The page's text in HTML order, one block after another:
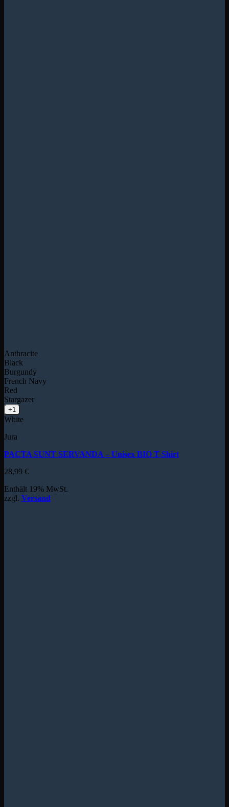
Anthracite
Black
Burgundy
French Navy
Red
Stargazer
+1
White
Jura
PACTA SUNT SERVANDA – Unisex BIO T-Shirt
28,99 €
Enthält 19% MwSt.
zzgl. Versand